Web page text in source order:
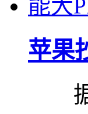
苹果
据